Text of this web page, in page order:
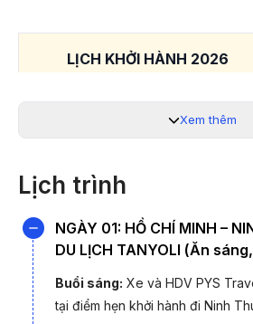
LỊCH KHỞI HÀNH 2026
25/04/2026 (Giỗ tổ Hùng Vương)
30/04/2026; 01/05/2026
*Lưu ý:
ĐIỂM ĐẶC SẮC TRONG
- Khám phá khu du lịch dã ngoại
vùng đất 300 ngày nắng
Xem thêm
Lịch trình
NGÀY 01: HỒ CHÍ MINH –
DU LỊCH TANYOLI (Ăn
Buổi sáng: Xe và HDV PYS
tại điểm hẹn khởi hành đi Ninh